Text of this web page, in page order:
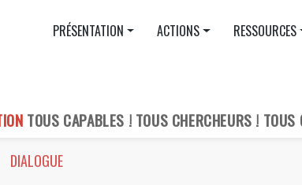
TOUS CAPABLES ! TOUS CHERCHEURS ! TOUS
PRÉSENTATION ACTIONS RESSOURCES
DIALOGUE